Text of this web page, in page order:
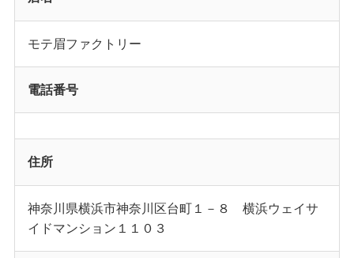
モテ眉ファクトリー
電話番号
住所
神奈川県横浜市神奈川区台町１－８ 横浜ウェイサ
イドマンション１１０３